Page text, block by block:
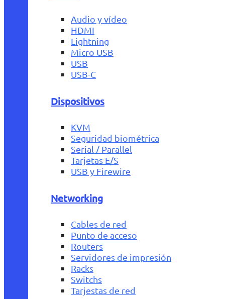
Audio y vídeo
HDMI
Lightning
Micro USB
USB
USB-C
Dispositivos
KVM
Seguridad biométrica
Serial / Parallel
Tarjetas E/S
USB y Firewire
Networking
Cables de red
Punto de acceso
Routers
Servidores de impresión
Racks
Switchs
Tarjestas de red